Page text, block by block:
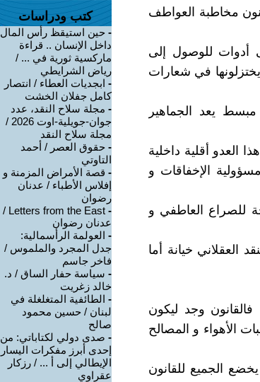
مخاطبة العواطف
أدوات للوصول إلى
في شعارات
يعد الجماهير
العدو أقلية داخلية
الإخفاقات و
للصراع العاطفي و
العقلاني خيانة أما
وجد ليكون
الأهواء و المصالح
الجميع للقانون
كتب ودراسات
- حين استيقظ رأس المال
داخل الإنسان .. قراءة
ماركسية ثورية في ... /
رياض الشرايطي
- ابجديات العطاء / انتصار
كامل جفلان الخشت
- مجلة سلاح النقد، عدد
جوان-جويلية-اوت 2026 /
مجلة سلاح النقد
- حقوق العصر / أحمد
التاوتي
- قصة الأمراض المزمنة و
إفلاس الأطباء / عدنان
رضوان
-
Letters from the East /
عدنان رضوان
- العولمة الرأسمالية:
جدل المجرد والملموس /
فاخر جاسم
- سياسة حفار الساق / د.
خالد زغريت
- الطائفية المتغلغلة في
لبنان / حسين محمود
صالح
- صدى دولي لكتاباتي: من
إحدى أبرز مفكرات اليسار
الإيطالي إلى أ ... / رزكار
عقراوي